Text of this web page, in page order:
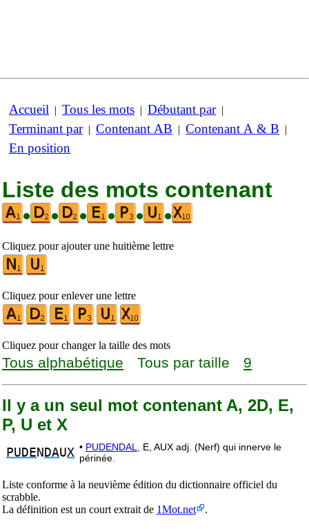
Accueil | Tous les mots | Débutant par|
Terminant par| Contenant AB | Contenant A & B |
En position
Liste des mots contenant
•
• • • • •
Cliquez pour ajouter une huitième lettre
Cliquez pour enlever une lettre
Cliquez pour changer la taille des mots
Tous alphabétique Tous par taille 9
Il y a un seul mot contenant A, 2D, E,
P, U et X
PUDE N DAUX • PUDENDAL,
E, AUX adj. (Nerf) qui innerve le
périnée.
Liste conforme à la neuvième édition du dictionnaire officiel du
scrabble.
La définition est un court extrait de 1Mot.net .